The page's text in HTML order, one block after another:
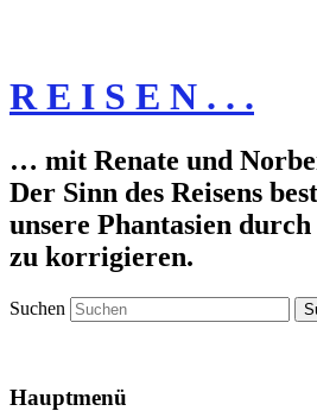
R E I S E N . . .
… mit Renate und
Der Sinn des Reisens
unsere Phantasien
zu korrigieren.
Suchen
Hauptmenü